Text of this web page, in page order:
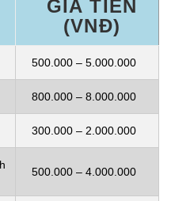
GIÁ TIỀN
(VNĐ)
500.000 – 5.000.000
800.000 – 8.000.000
300.000 – 2.000.000
500.000 – 4.000.000